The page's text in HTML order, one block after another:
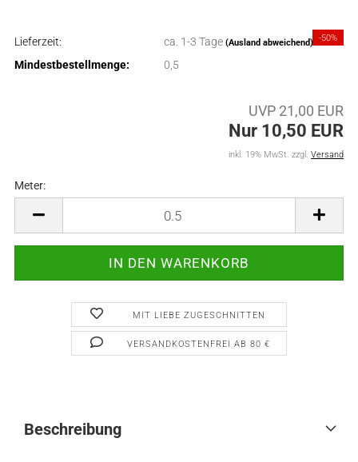
-50%
Lieferzeit: ca. 1-3 Tage (Ausland abweichend)
Mindestbestellmenge: 0,5
UVP 21,00 EUR
Nur 10,50 EUR
inkl. 19% MwSt. zzgl. Versand
Meter:
MIT LIEBE ZUGESCHNITTEN
VERSANDKOSTENFREI AB 80 €
Beschreibung